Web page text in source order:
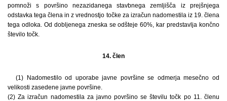
pomnoži s površino nezazidanega stavbnega zemljišča iz prejšnjega
odstavka tega člena in z vrednostjo točke za izračun nadomestila iz 19. člena
tega odloka. Od dobljenega zneska se odšteje 60%, kar predstavlja končno
število točk.
14. člen
(1) Nadomestilo od uporabe javne površine se odmerja mesečno od
velikosti zasedene javne površine.
(2) Za izračun nadomestila za javno površino se številu točk po 11. členu